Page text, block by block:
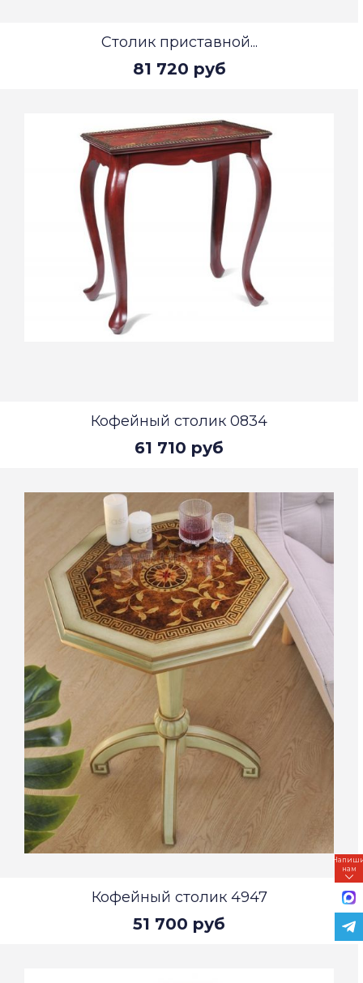
Столик приставной...
81 720 руб
Кофейный столик 0834
61 710 руб
Кофейный столик 4947
51 700 руб
нам